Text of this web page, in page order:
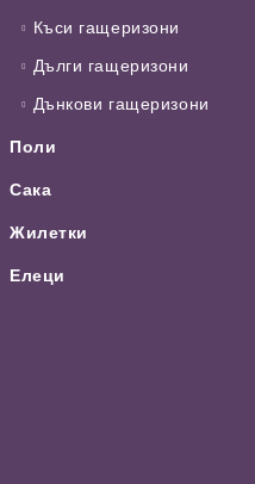
Къси гащеризони
Дълги гащеризони
Дънкови гащеризони
Поли
Сака
Жилетки
Елеци